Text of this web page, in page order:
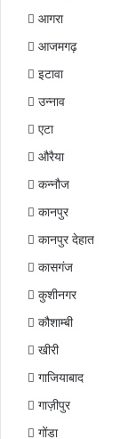
आगरा
आजमगढ़
इटावा
उन्नाव
एटा
औरैया
कन्नौज
कानपुर
कानपुर देहात
कासगंज
कुशीनगर
कौशाम्बी
खीरी
गाजियाबाद
गाज़ीपुर
गोंडा